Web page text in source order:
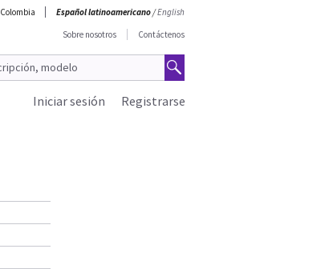
Colombia Español latinoamericano/English
Sobre nosotros
Contáctenos
Registrarse
Iniciar sesión